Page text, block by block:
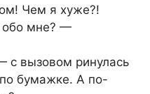
Чем я хуже?!
обо мне? —
с вызовом ринулась
бумажке. А по-